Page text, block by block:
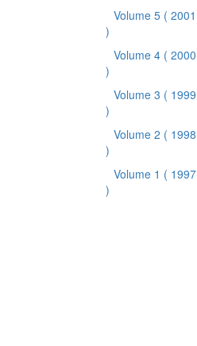
Volume 5 ( 2001
)
Volume 4 ( 2000
)
Volume 3 ( 1999
)
Volume 2 ( 1998
)
Volume 1 ( 1997
)